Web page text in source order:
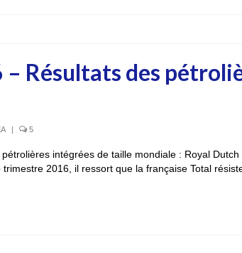
Résultats des
5
intégrées de taille mondiale : Royal Dutch
2016, il ressort que la française Total